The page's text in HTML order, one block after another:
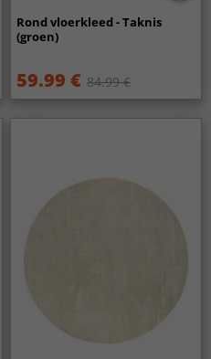
Rond vloerkleed - Taknis
(groen)
59.99 € 84.99 €